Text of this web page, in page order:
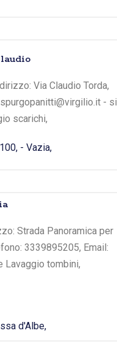
Via Claudio Torda,
- si
scarichi,
- Vazia,
Strada Panoramica per
3339895205, Email:
tombini,
d'Albe,